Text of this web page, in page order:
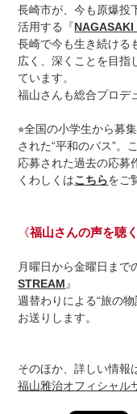
長崎市が、今も原爆投
活用する『NAGASAKI
長崎で今も生き続ける
広く、深くことを目指
ています。
福山さんも総合プロデ
⭐︎全国の小学生から募
された“平和のバス”。
応募された過去の応募
くわしくはこちらをご
《福山さんの声を聴
月曜日から金曜日まで
STREAM 』
週替わりによる“旅の
お送りします。
そのほか、詳しい情報
福山雅治オフィシャル